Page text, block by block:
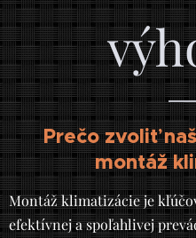
Prečo zvoliť
montáž
Montáž klimatizácie je
efektívnej a spoľahlivej